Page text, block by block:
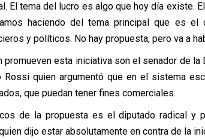
El tema del lucro es algo que hoy día existe.
haciendo del tema principal que es
y políticos. No hay propuesta, pero va a
promueven esta iniciativa son el senador de
Rossi quien argumentó que en el sistema
que puedan tener fines comerciales.
de la propuesta es el diputado radical y
dijo estar absolutamente en contra de la